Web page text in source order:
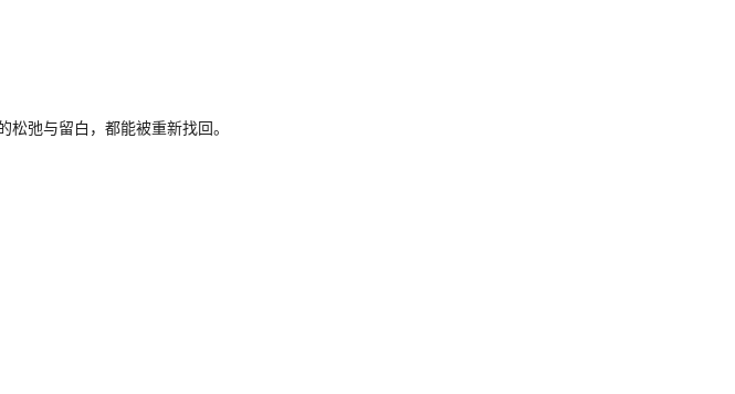
弛与留白，都能被重新找回。